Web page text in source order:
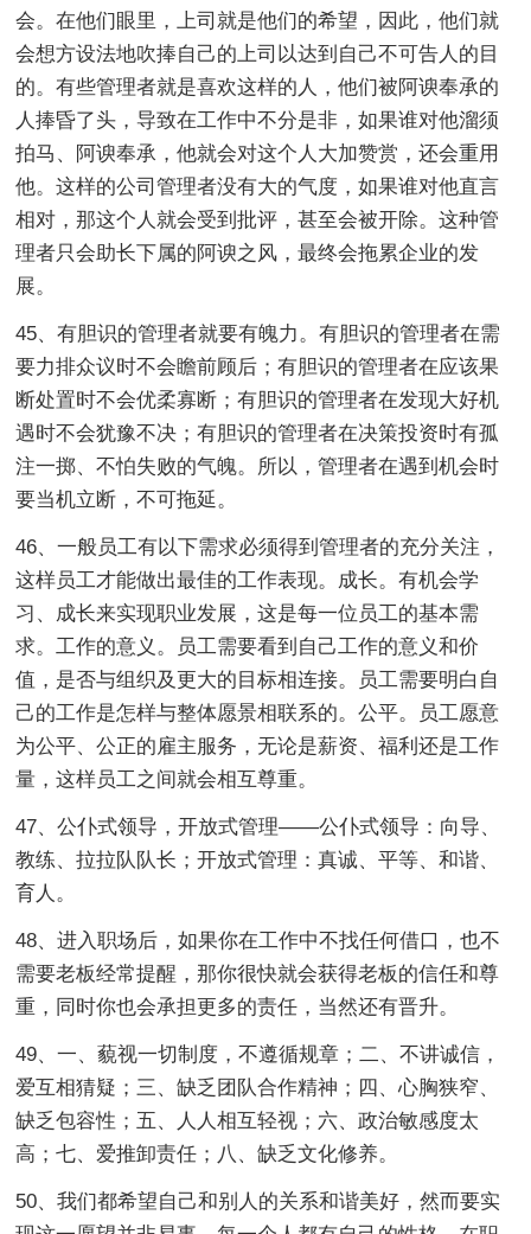
会。在他们眼里，上司就是他们的希望，因此，他们就
会想方设法地吹捧自己的上司以达到自己不可告人的目
的。有些管理者就是喜欢这样的人，他们被阿谀奉承的
人捧昏了头，导致在工作中不分是非，如果谁对他溜须
拍马、阿谀奉承，他就会对这个人大加赞赏，还会重用
他。这样的公司管理者没有大的气度，如果谁对他直言
相对，那这个人就会受到批评，甚至会被开除。这种管
理者只会助长下属的阿谀之风，最终会拖累企业的发
展。
45、有胆识的管理者就要有魄力。有胆识的管理者在需
要力排众议时不会瞻前顾后；有胆识的管理者在应该果
断处置时不会优柔寡断；有胆识的管理者在发现大好机
遇时不会犹豫不决；有胆识的管理者在决策投资时有孤
注一掷、不怕失败的气魄。所以，管理者在遇到机会时
要当机立断，不可拖延。
46、一般员工有以下需求必须得到管理者的充分关注，
这样员工才能做出最佳的工作表现。成长。有机会学
习、成长来实现职业发展，这是每一位员工的基本需
求。工作的意义。员工需要看到自己工作的意义和价
值，是否与组织及更大的目标相连接。员工需要明白自
己的工作是怎样与整体愿景相联系的。公平。员工愿意
为公平、公正的雇主服务，无论是薪资、福利还是工作
量，这样员工之间就会相互尊重。
47、公仆式领导，开放式管理——公仆式领导：向导、
教练、拉拉队队长；开放式管理：真诚、平等、和谐、
育人。
48、进入职场后，如果你在工作中不找任何借口，也不
需要老板经常提醒，那你很快就会获得老板的信任和尊
重，同时你也会承担更多的责任，当然还有晋升。
49、一、藐视一切制度，不遵循规章；二、不讲诚信，
爱互相猜疑；三、缺乏团队合作精神；四、心胸狭窄、
缺乏包容性；五、人人相互轻视；六、政治敏感度太
高；七、爱推卸责任；八、缺乏文化修养。
50、我们都希望自己和别人的关系和谐美好，然而要实